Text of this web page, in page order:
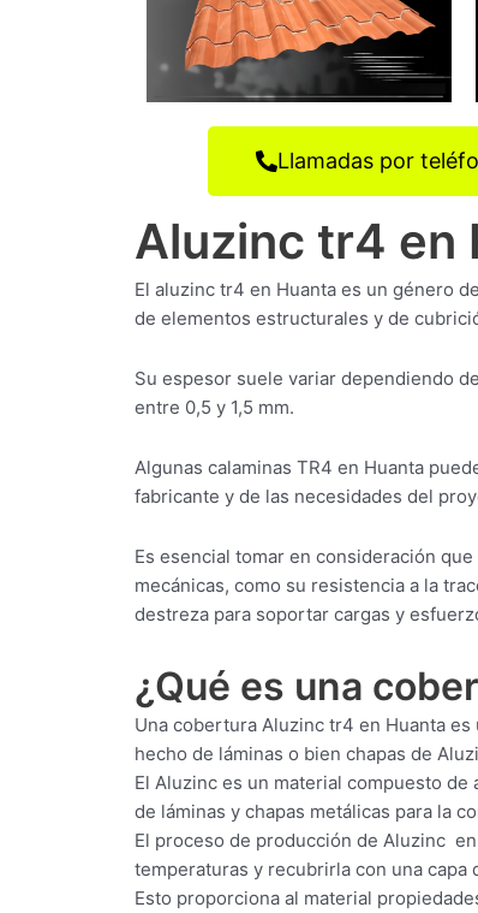
Llamadas por
Aluzinc tr4 en
El aluzinc tr4 en Huanta es un género
de elementos estructurales y de
Su espesor suele variar dependiendo
entre 0,5 y 1,5 mm.
Algunas calaminas TR4 en Huanta
fabricante y de las necesidades del
Es esencial tomar en consideración
mecánicas, como su resistencia a la
destreza para soportar cargas y
¿Qué es una
Una cobertura Aluzinc tr4 en Huanta
hecho de láminas o bien chapas de
El Aluzinc es un material compuesto
de láminas y chapas metálicas para la
El proceso de producción de Aluzinc
temperaturas y recubrirla con una capa
Esto proporciona al material